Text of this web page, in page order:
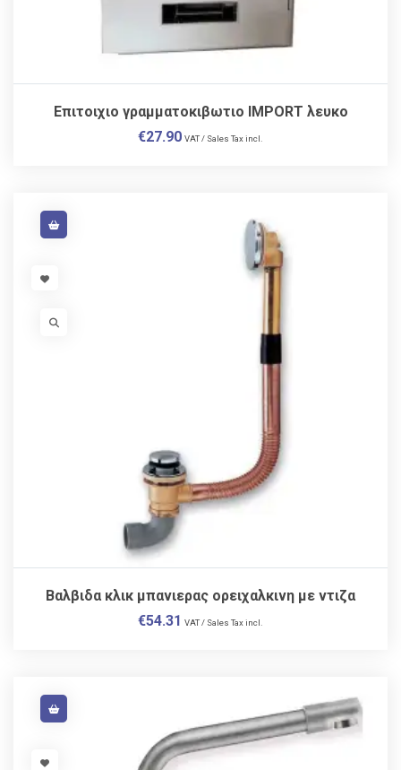
Επιτοιχιο γραμματοκιβωτιο IMPORT λευκο
€27.90 VAT / Sales Tax incl.
VISIT LINK
VISIT LINK
Βαλβιδα κλικ μπανιερας ορειχαλκινη με ντιζα
€54.31 VAT / Sales Tax incl.
VISIT LINK